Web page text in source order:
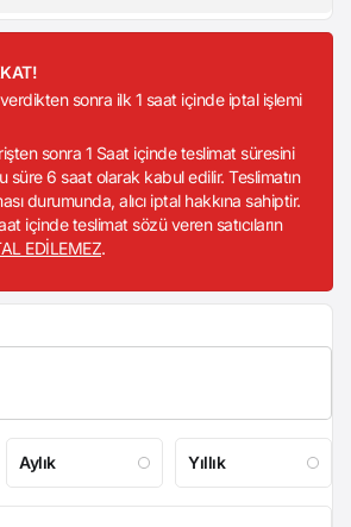
sonra ilk 1 saat içinde iptal işlemi
sonra 1 Saat içinde teslimat süresini
süre 6 saat olarak kabul edilir. Teslimatın
durumunda, alıcı iptal hakkına sahiptir.
içinde teslimat sözü veren satıcıların
EDİLEMEZ.
Aylık Yıllık